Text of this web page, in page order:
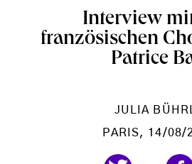
Interview
französischen
Patrice
JULIA
PARIS, 14/08/